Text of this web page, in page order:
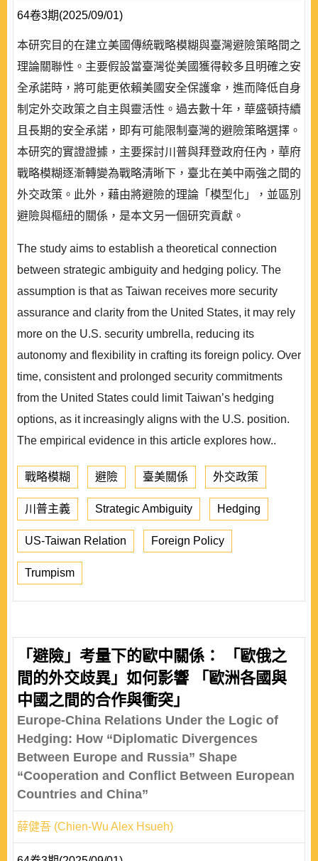
64卷3期(2025/09/01)
本研究目的在建立美國傳統戰略模糊與臺灣避險策略間之
理論關聯性。主要假設當臺灣從美國獲得較多且明確之安
全承諾時，將可能更依賴美國安全保護傘，進而降低自身
制定外交政策之自主與靈活性。過去數十年，華盛頓持續
且長期的安全承諾，即有可能限制臺灣的避險策略選擇。
本研究的實證證據，主要探討川普與拜登政府任內，華府
戰略模糊逐漸轉變為戰略清晰下，臺北在美中兩強之間的
外交政策。此外，藉由將避險的理論「模型化」，並區別
避險與樞紐的關係，是本文另一個研究貢獻。
The study aims to establish a theoretical connection
between strategic ambiguity and hedging policy. The
assumption is that as Taiwan receives more security
assurance and clarity from the United States, it may rely
more on the U.S. security umbrella, reducing its
autonomy and flexibility in crafting its foreign policy. Over
time, consistent and prolonged security commitments
from the United States could limit Taiwan’s hedging
options, as it increasingly aligns with the U.S. position.
The empirical evidence in this article explores how..
戰略模糊 避險 臺美關係 外交政策
川普主義 Strategic Ambiguity Hedging
US-Taiwan Relation Foreign Policy
Trumpism
「避險」考量下的歐中關係： 「歐俄之
間的外交歧異」如何影響 「歐洲各國與
中國之間的合作與衝突」
Europe-China Relations Under the Logic of
Hedging: How “Diplomatic Divergences
Between Europe and Russia” Shape
“Cooperation and Conflict Between European
Countries and China”
薛健吾 (Chien-Wu Alex Hsueh)